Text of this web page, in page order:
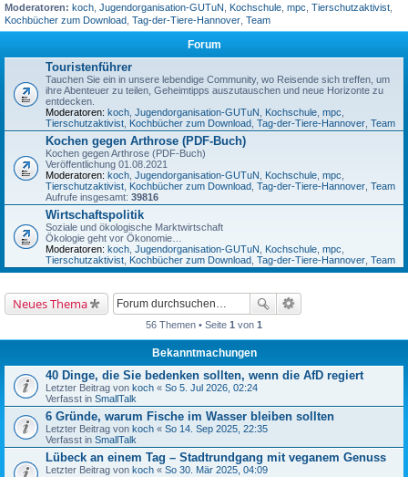
Moderatoren: koch Jugendorganisation-GUTuN Kochschule mpc Tierschutzaktivist
Kochbücher zum Download Tag-der-Tiere-Hannover Team
Forum
Touristenführer
Tauchen Sie ein in unsere lebendige Community, wo Reisende sich treffen, um
ihre Abenteuer zu teilen, Geheimtipps auszutauschen und neue Horizonte zu
entdecken.
Moderatoren: koch, Jugendorganisation-GUTuN, Kochschule, mpc,
Tierschutzaktivist, Kochbücher zum Download, Tag-der-Tiere-Hannover, Team
Kochen gegen Arthrose (PDF-Buch)
Kochen gegen Arthrose (PDF-Buch)
Veröffentlichung 01.08.2021
Moderatoren: koch, Jugendorganisation-GUTuN, Kochschule, mpc,
Tierschutzaktivist, Kochbücher zum Download, Tag-der-Tiere-Hannover, Team
Aufrufe insgesamt: 39816
Wirtschaftspolitik
Soziale und ökologische Marktwirtschaft
Ökologie geht vor Ökonomie…
Moderatoren: koch, Jugendorganisation-GUTuN, Kochschule, mpc,
Tierschutzaktivist, Kochbücher zum Download, Tag-der-Tiere-Hannover, Team
Neues Thema
56 Themen • Seite 1 von 1
Bekanntmachungen
40 Dinge, die Sie bedenken sollten, wenn die AfD regiert
Letzter Beitrag von koch « So 5. Jul 2026, 02:24
Verfasst in SmallTalk
6 Gründe, warum Fische im Wasser bleiben sollten
Letzter Beitrag von koch « So 14. Sep 2025, 22:35
Verfasst in SmallTalk
Lübeck an einem Tag – Stadtrundgang mit veganem Genuss
Letzter Beitrag von koch « So 30. Mär 2025, 04:09